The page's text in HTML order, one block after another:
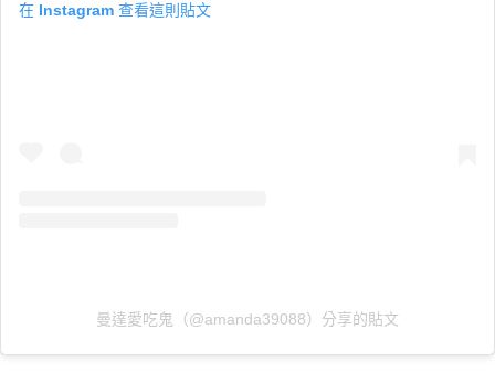
在 Instagram 查看這則貼文
曼達愛吃鬼（@amanda39088）分享的貼文